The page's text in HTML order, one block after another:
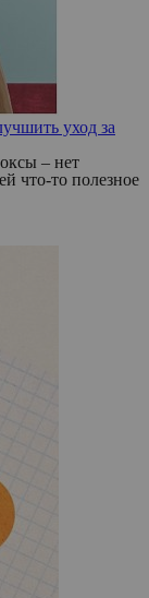
уход за
– нет
что-то полезное